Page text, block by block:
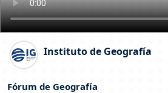
Instituto de Geografía
Fórum de Geografía